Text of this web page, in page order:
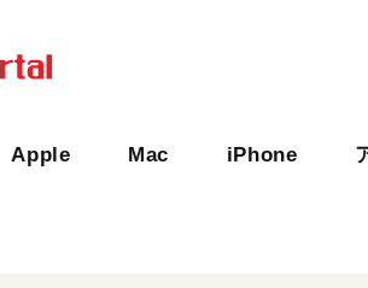
Apple Mac iPhone